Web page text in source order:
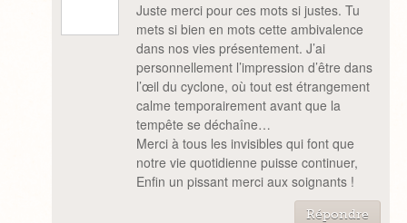
Juste merci pour ces mots si justes. Tu
mets si bien en mots cette ambivalence
dans nos vies présentement. J’ai
personnellement l’impression d’être dans
l’œil du cyclone, où tout est étrangement
calme temporairement avant que la
tempête se déchaîne…
Merci à tous les invisibles qui font que
notre vie quotidienne puisse continuer,
Enfin un pissant merci aux soignants !
Répondre